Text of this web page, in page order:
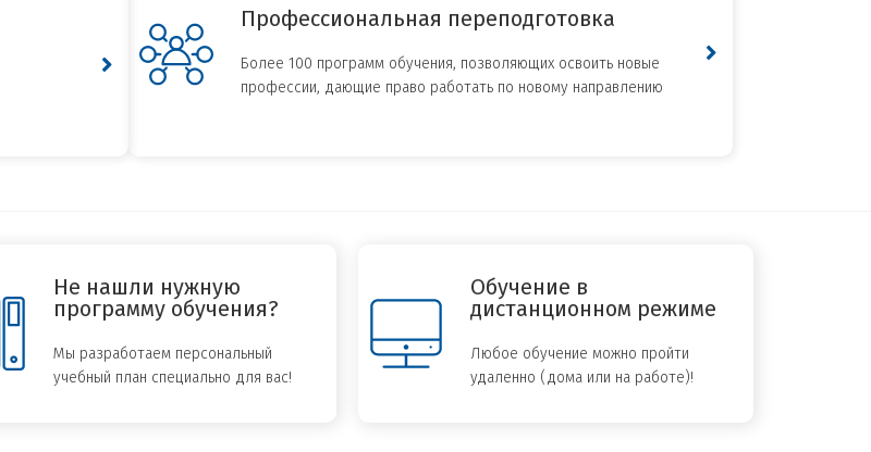
Профессиональная переподготовка
Более 100 программ обучения, позволяющих освоить новые
профессии, дающие право работать по новому направлению
Не нашли нужную
программу обучения?
Мы разработаем персональный
учебный план специально для вас!
Обучение в
дистанционном режиме
Любое обучение можно пройти
удаленно (дома или на работе)!